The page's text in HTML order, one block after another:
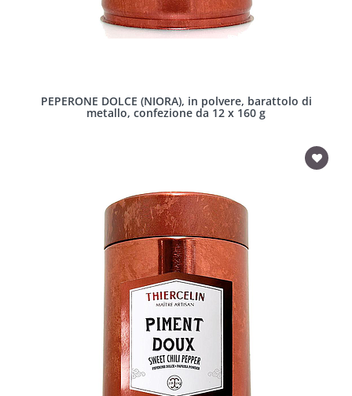
PEPERONE DOLCE (NIORA), in polvere, barattolo di
metallo, confezione da 12 x 160 g